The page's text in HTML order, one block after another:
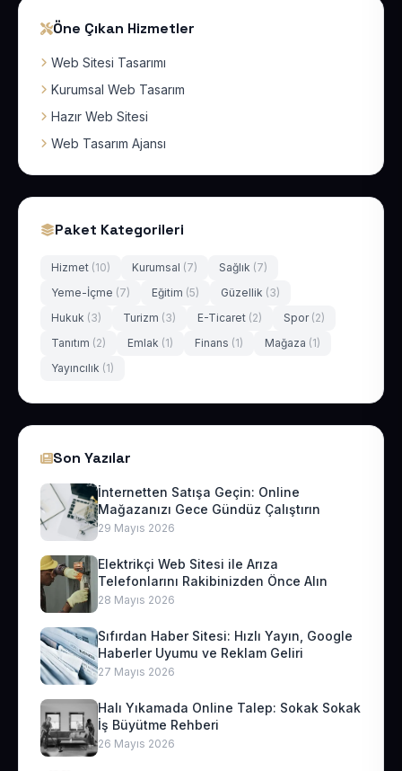
Öne Çıkan Hizmetler
Web Sitesi Tasarımı
Kurumsal Web Tasarım
Hazır Web Sitesi
Web Tasarım Ajansı
Paket Kategorileri
Hizmet (10) Kurumsal (7) Sağlık (7)
Yeme-İçme (7) Eğitim (5) Güzellik (3)
Hukuk (3) Turizm (3) E-Ticaret (2) Spor (2)
Tanıtım (2) Emlak (1) Finans (1) Mağaza (1)
Yayıncılık (1)
Son Yazılar
İnternetten Satışa Geçin: Online
Mağazanızı Gece Gündüz Çalıştırın
29 Mayıs 2026
Elektrikçi Web Sitesi ile Arıza
Telefonlarını Rakibinizden Önce Alın
28 Mayıs 2026
Sıfırdan Haber Sitesi: Hızlı Yayın, Google
Haberler Uyumu ve Reklam Geliri
27 Mayıs 2026
Halı Yıkamada Online Talep: Sokak Sokak
İş Büyütme Rehberi
26 Mayıs 2026